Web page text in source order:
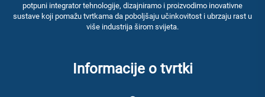
potpuni integrator tehnologije, dizajniramo i proizvodimo inovativne
sustave koji pomažu tvrtkama da poboljšaju učinkovitost i ubrzaju rast u
više industrija širom svijeta.
Informacije o tvrtki